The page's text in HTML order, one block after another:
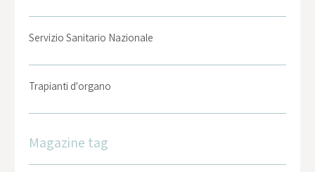
Servizio Sanitario Nazionale
Trapianti d'organo
Magazine tag